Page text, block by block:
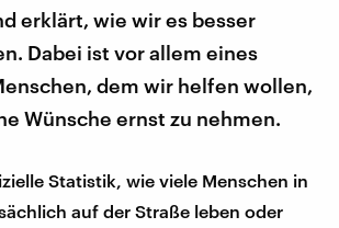
erklärt, wie wir es besser
Dabei ist vor allem eines
dem wir helfen wollen,
Wünsche ernst zu nehmen.
Statistik, wie viele Menschen in
auf der Straße leben oder